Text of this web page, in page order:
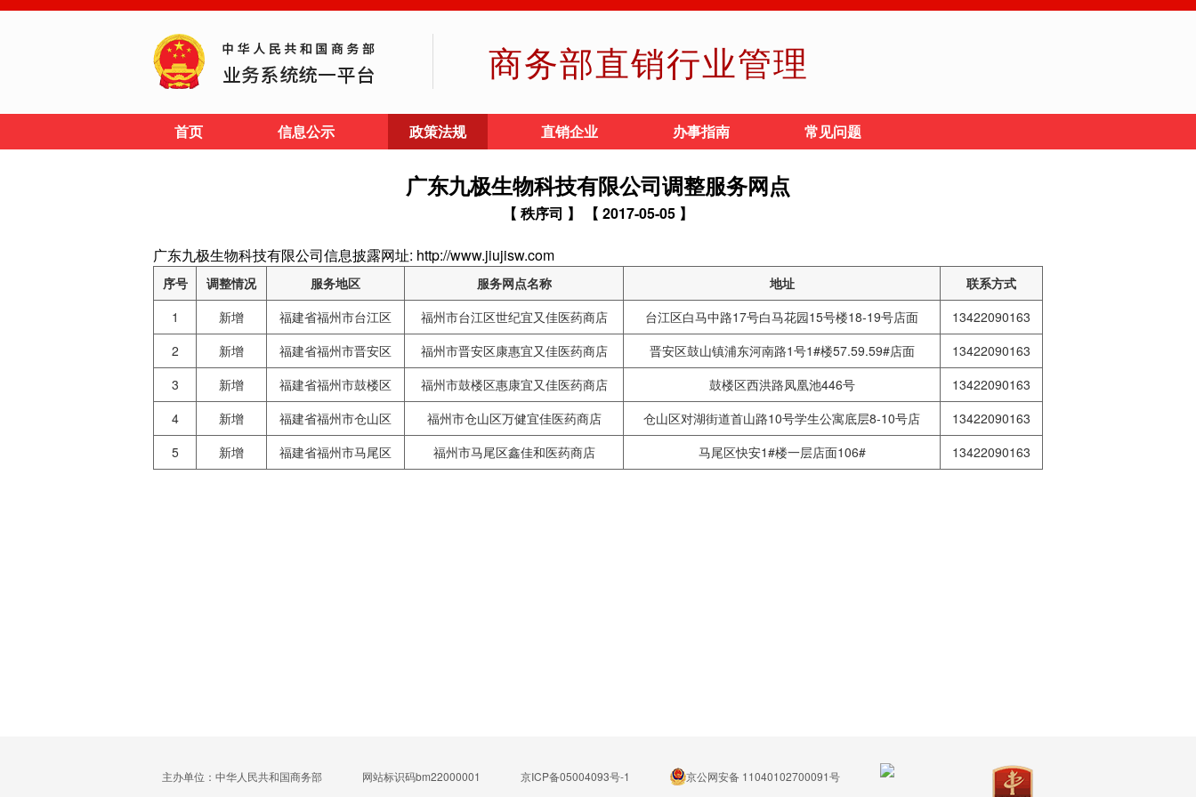
商务部直销行业管理
首页 信息公示 政策法规 直销企业 办事指南 常见问题
广东九极生物科技有限公司调整服务网点
【 秩序司 】 【 2017-05-05 】
广东九极生物科技有限公司信息披露网址: http://www.jiujisw.com
序号 调整情况 服务地区 服务网点名称 地址
联系方式
1
新增 福建省福州市台江区 福州市台江区世纪宜又佳医药商店 台江区白马中路17号白马花园15号楼18-19号店面
13422090163
2
新增 福建省福州市晋安区 福州市晋安区康惠宜又佳医药商店 晋安区鼓山镇浦东河南路1号1#楼57.59.59#店面
13422090163
3
新增 福建省福州市鼓楼区 福州市鼓楼区惠康宜又佳医药商店 鼓楼区西洪路凤凰池446号
13422090163
4
新增 福建省福州市仓山区 福州市仓山区万健宜佳医药商店 仓山区对湖街道首山路10号学生公寓底层8-10号店
13422090163
5
新增 福建省福州市马尾区 福州市马尾区鑫佳和医药商店 马尾区快安1#楼一层店面106# 13422090163
主办单位：中华人民共和国商务部 网站标识码bm22000001 京ICP备05004093号-1
京公网安备 11040102700091号